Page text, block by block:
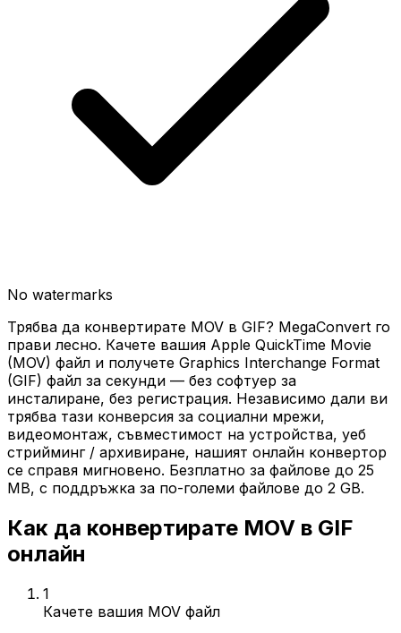
No watermarks
Трябва да конвертирате MOV в GIF? MegaConvert го
прави лесно. Качете вашия Apple QuickTime Movie
(MOV) файл и получете Graphics Interchange Format
(GIF) файл за секунди — без софтуер за
инсталиране, без регистрация. Независимо дали ви
трябва тази конверсия за социални мрежи,
видеомонтаж, съвместимост на устройства, уеб
стрийминг / архивиране, нашият онлайн конвертор
се справя мигновено. Безплатно за файлове до 25
MB, с поддръжка за по-големи файлове до 2 GB.
Как да конвертирате MOV в GIF
онлайн
1
Качете вашия MOV файл